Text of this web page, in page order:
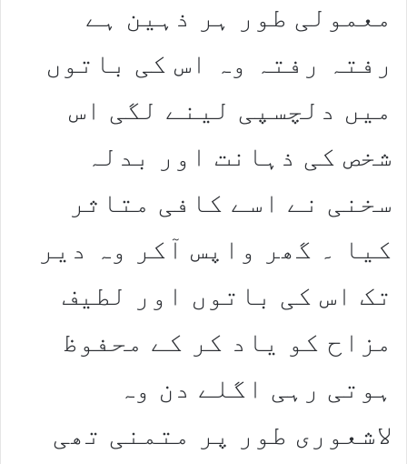
معمولی طور ہر ذہین ہے
رفتہ رفتہ وہ اس کی باتوں
میں دلچسپی لینے لگی اس
شخص کی ذہانت اور بدلہ
سخنی نے اسے کافی متاثر
کیا ۔ گھر واپس آکر وہ دیر
تک اس کی باتوں اور لطیف
مزاح کو یاد کر کے محفوظ
ہوتی رہی اگلے دن وہ
لاشعوری طور پر متمنی تھی